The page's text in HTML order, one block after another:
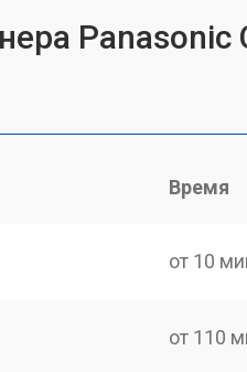
Panasonic
Время
от 10
от 110